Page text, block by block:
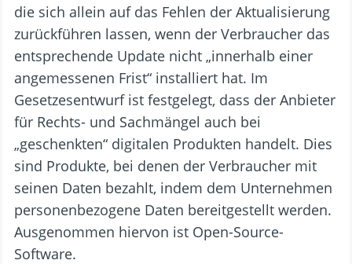
die sich allein auf das Fehlen der Aktualisierung
zurückführen lassen, wenn der Verbraucher das
entsprechende Update nicht „innerhalb einer
angemessenen Frist“ installiert hat. Im
Gesetzesentwurf ist festgelegt, dass der Anbieter
für Rechts- und Sachmängel auch bei
„geschenkten“ digitalen Produkten handelt. Dies
sind Produkte, bei denen der Verbraucher mit
seinen Daten bezahlt, indem dem Unternehmen
personenbezogene Daten bereitgestellt werden.
Ausgenommen hiervon ist Open-Source-
Software.